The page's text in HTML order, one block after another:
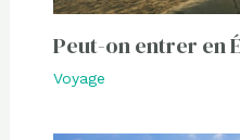
Peut-on entrer en
Voyage